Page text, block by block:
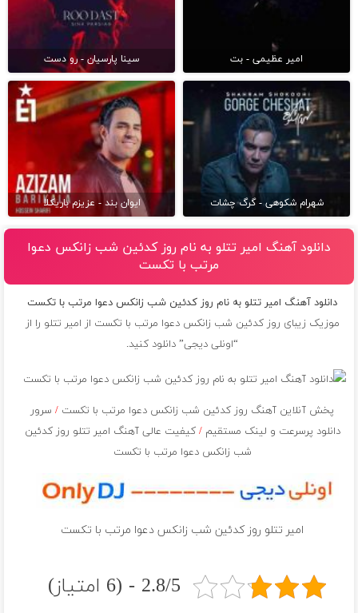
امیر عظیمی - بت سینا پارسیان - رو دست
شهرام شکوهی - گرگ چشات ایوان بند - عزیزم باریکلا
دانلود آهنگ امیر تتلو به نام روز کدئین شب زانکس دعوا
مرتب با تکست
دانلود آهنگ امیر تتلو به نام روز کدئین شب زانکس دعوا مرتب با تکست
موزیک زیبای روز کدئین شب زانکس دعوا مرتب با تکست از امیر تتلو را از
“اونلی دیجی” دانلود کنید.
پخش آنلاین آهنگ روز کدئین شب زانکس دعوا مرتب با تکست /سرور
دانلود پرسرعت و لینک مستقیم/ کیفیت عالی آهنگ امیر تتلو روز کدئین
شب زانکس دعوا مرتب با تکست
امیر تتلو روز کدئین شب زانکس دعوا مرتب با تکست
2.8/5 - (6 امتیاز)